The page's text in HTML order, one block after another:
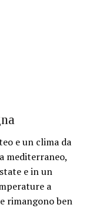
e un clima da
mediterraneo,
e in un
a
rimangono ben